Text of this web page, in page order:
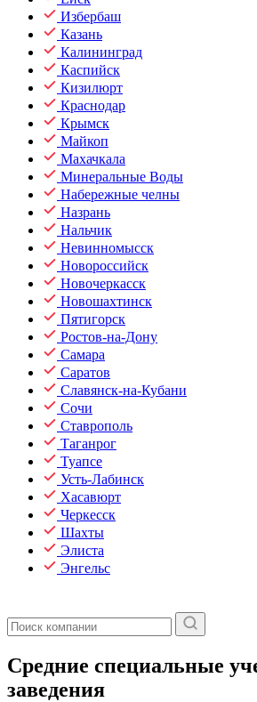
Избербаш
Казань
Калининград
Каспийск
Кизилюрт
Краснодар
Крымск
Майкоп
Махачкала
Минеральные Воды
Набережные челны
Назрань
Нальчик
Невинномысск
Новороссийск
Новочеркасск
Новошахтинск
Пятигорск
Ростов-на-Дону
Самара
Саратов
Славянск-на-Кубани
Сочи
Ставрополь
Таганрог
Туапсе
Усть-Лабинск
Хасавюрт
Черкесск
Шахты
Элиста
Энгельс
Средние специальные
заведения